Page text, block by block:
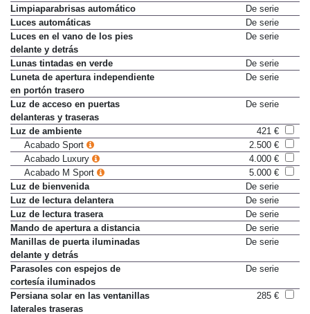
Función Start Stop automática
De serie
Limpiaparabrisas automático
De serie
Luces automáticas
De serie
Luces en el vano de los pies
delante y detrás
Lunas tintadas en verde
De serie
Luneta de apertura independiente
en portón trasero
Luz de acceso en puertas
delanteras y traseras
Luz de ambiente
421 €
Acabado Sport
2.500 €
Acabado Luxury
4.000 €
Acabado M Sport
5.000 €
Luz de bienvenida
De serie
Luz de lectura delantera
De serie
Luz de lectura trasera
De serie
Mando de apertura a distancia
De serie
Manillas de puerta iluminadas
delante y detrás
Parasoles con espejos de
cortesía iluminados
Persiana solar en las ventanillas